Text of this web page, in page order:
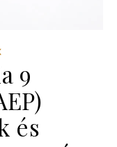
9
és